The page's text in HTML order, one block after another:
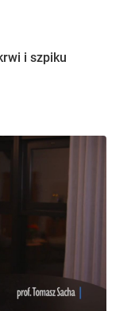
i szpiku